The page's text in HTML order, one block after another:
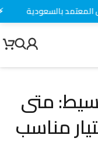
متى
مناسب
⚡